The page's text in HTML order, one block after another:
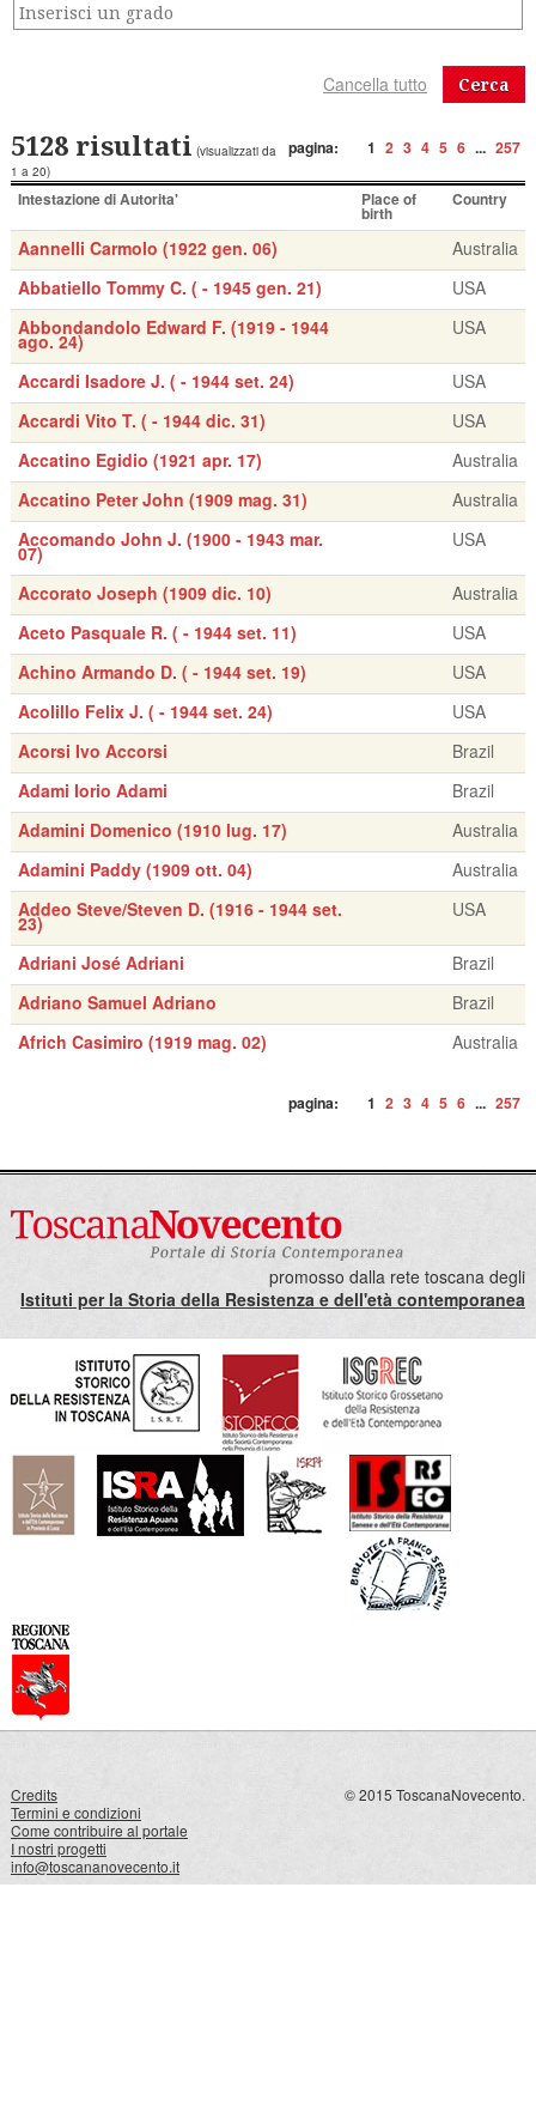
Cerca
pagina: 1 2 3 4 5 6 ... 257
5128 risultati (visualizzati da
1 a 20)
Intestazione di Autorita' Place of
birth
Country
Aannelli Carmolo (1922 gen. 06)
Australia
Abbatiello Tommy C. ( - 1945 gen. 21)
USA
Abbondandolo Edward F. (1919 - 1944
ago. 24)
USA
Accardi Isadore J. ( - 1944 set. 24)
USA
Accardi Vito T. ( - 1944 dic. 31)
USA
Accatino Egidio (1921 apr. 17)
Australia
Accatino Peter John (1909 mag. 31)
Australia
Accomando John J. (1900 - 1943 mar.
07)
USA
Accorato Joseph (1909 dic. 10)
Australia
Aceto Pasquale R. ( - 1944 set. 11)
USA
Achino Armando D. ( - 1944 set. 19)
USA
Acolillo Felix J. ( - 1944 set. 24)
USA
Acorsi Ivo Accorsi
Brazil
Adami Iorio Adami
Brazil
Adamini Domenico (1910 lug. 17)
Australia
Adamini Paddy (1909 ott. 04)
Australia
Addeo Steve/Steven D. (1916 - 1944 set.
23)
USA
Adriani José Adriani
Brazil
Adriano Samuel Adriano
Brazil
Africh Casimiro (1919 mag. 02)
Australia
pagina: 1 2 3 4 5 6 ... 257
promosso dalla rete toscana degli
Istituti per la Storia della Resistenza e dell'età contemporanea
Credits
Termini e condizioni
Come contribuire al portale
I nostri progetti
info@toscananovecento.it
© 2015 ToscanaNovecento.